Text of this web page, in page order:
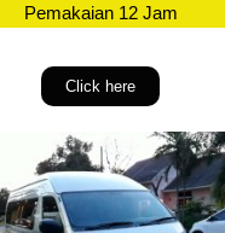
Pemakaian 12 Jam
Click here